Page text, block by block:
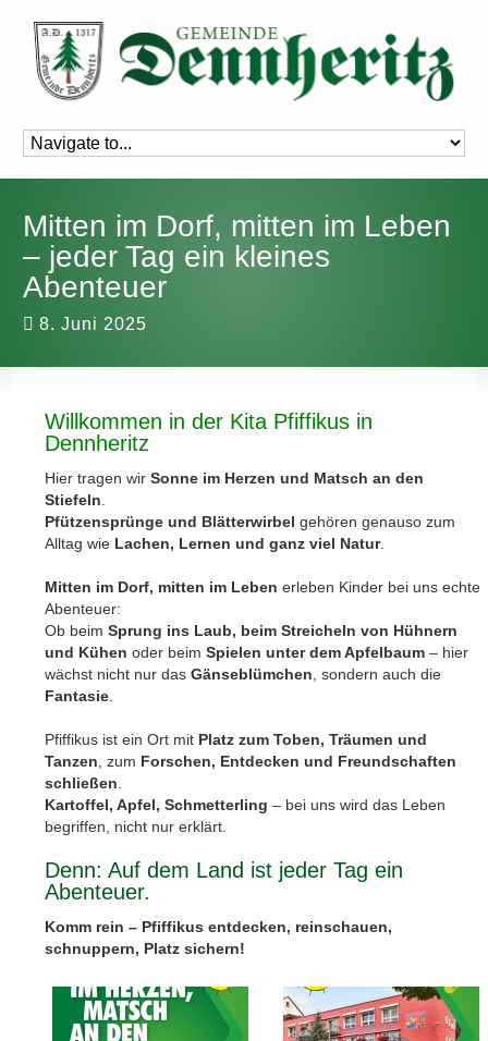
Mitten im Dorf, mitten im Leben
– jeder Tag ein kleines
Abenteuer
8. Juni 2025
Willkommen in der Kita Pfiffikus in
Dennheritz
Hier tragen wirSonne im Herzen und Matsch an den
Stiefeln
Pfützensprünge und Blätterwirbel gehören genauso zum
Alltag wie Lachen, Lernen und ganz viel Natur.
Mitten im Dorf, mitten im Leben erleben Kinder bei uns echte
Abenteuer:
Ob beimSprung ins Laub, beim Streicheln von Hühnern
und Kühen oder beimSpielen unter dem Apfelbaum – hier
wächst nicht nur dasGänseblümchen , sondern auch die
Fantasie
Pfiffikus ist ein Ort mit Platz zum Toben, Träumen und
Tanzen , zum Forschen, Entdecken und Freundschaften
schließen
Kartoffel, Apfel, Schmetterling – bei uns wird das Leben
begriffen, nicht nur erklärt.
Denn: Auf dem Land ist jeder Tag ein
Abenteuer.
Komm rein – Pfiffikus entdecken, reinschauen,
schnuppern, Platz sichern!